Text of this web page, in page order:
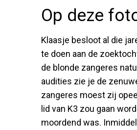
Op deze
Klaasje besloot al die
te doen aan de
de blonde zangeres
audities zie je de
zangeres moest zij
lid van K3 zou gaan
moordend was.